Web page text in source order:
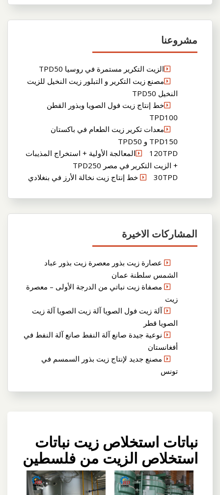
مشروعنا
الزيت التكرير مستمرة في روسيا TPD50
مصنع زيت التكرير و التبلور زيت النخيل للزيت
النخيل TPD50
خط إنتاج زيت فول الصويا وبذور القطن
TPD100
معدات تكرير زيت الطعام في باكستان
TPD150 و TPD50
120TPDالمعالجة الأولية + استخراج المذيبات
+ الزيت التكرير في مصر TPD250
30TPD خط إنتاج زيت نخالة الأرز في بنغلادي
المشاركات الاخيرة
عصارة زيت بذور معصرة زيت بذور عباد
الشمس سلطنة عمان
مصفاة زيت نباتي من الدرجة الأولى – معصرة
زيت
آلة زيت فول الصويا آلة زيت الصويا آلة زيت
الصويا قطر
نوعية جيدة صانع آلة النفط صانع آلة النفط في
أفغانستان
مصنع جديد لإنتاج زيت بذور السمسم في
تونس
نباتات استخلاص زيت نباتات
استخلاص الزيت من فلسطين